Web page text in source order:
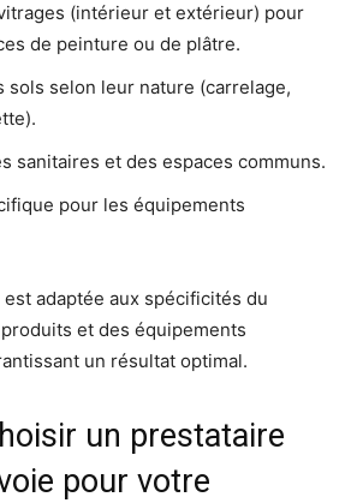
(intérieur et extérieur) pour
de peinture ou de plâtre.
sols selon leur nature (carrelage,
sanitaires et des espaces communs.
pour les équipements
adaptée aux spécificités du
et des équipements
un résultat optimal.
un prestataire
pour votre